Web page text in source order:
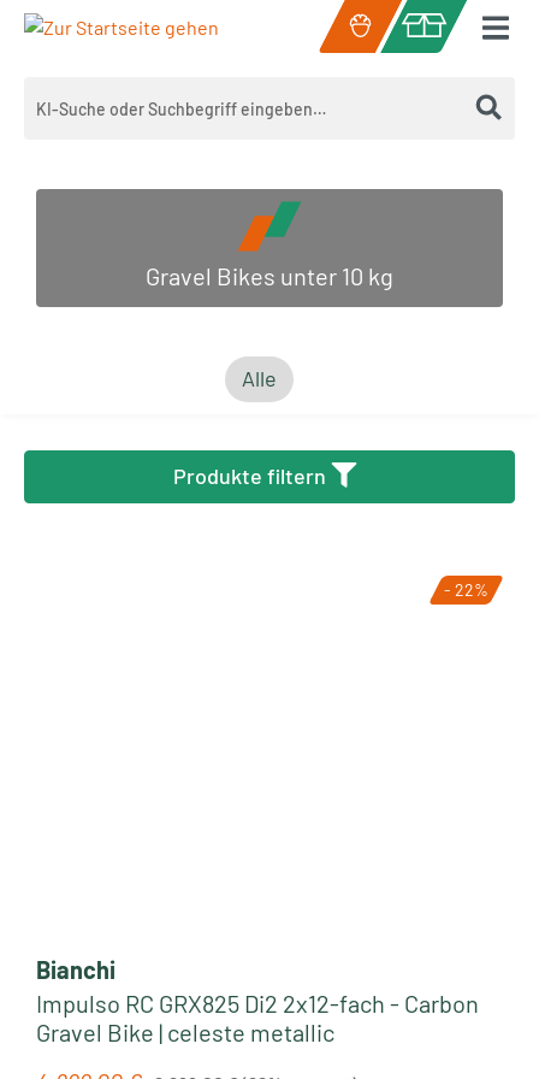
Zum Hauptinhalt springen
Warenkorb
Gravel Bikes unter 10 kg
Alle
Produkte filtern
- 22%
Bianchi
Impulso RC GRX825 Di2 2x12-fach - Carbon
Gravel Bike | celeste metallic
Regulärer Preis: